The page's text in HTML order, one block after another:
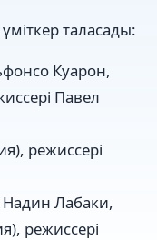
таласады:
Куарон,
Павел
режиссері
Лабаки,
режиссері